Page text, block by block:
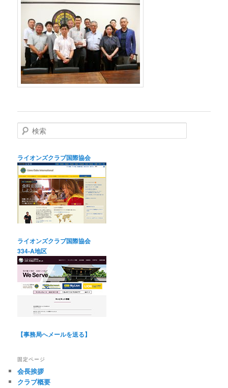
検
索
ライオンズクラブ国際協会
ライオンズクラブ国際協会
334-A地区
【事務局へメールを送る】
固定ページ
会長挨拶
クラブ概要